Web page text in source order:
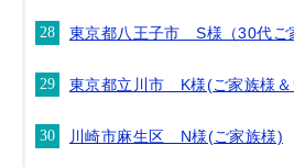
東京都八王子市 S様（30代ご
東京都立川市 K様(ご家族様＆
川崎市麻生区 N様(ご家族様)